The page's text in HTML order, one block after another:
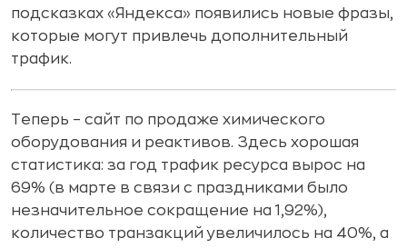
подсказках «Яндекса» появились новые фразы,
которые могут привлечь дополнительный
трафик.
Теперь – сайт по продаже химического
оборудования и реактивов. Здесь хорошая
статистика: за год трафик ресурса вырос на
69% (в марте в связи с праздниками было
незначительное сокращение на 1,92%),
количество транзакций увеличилось на 40%, а